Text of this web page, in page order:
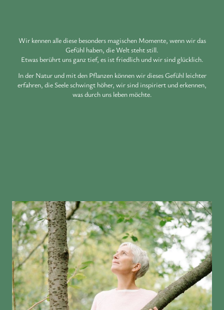
Wir kennen alle diese besonders magischen Momente, wenn wir das
Gefühl haben, die Welt steht still.
Etwas berührt uns ganz tief, es ist friedlich und wir sind glücklich.
In der Natur und mit den Pflanzen können wir dieses Gefühl leichter
erfahren, die Seele schwingt höher, wir sind inspiriert und erkennen,
was durch uns leben möchte.